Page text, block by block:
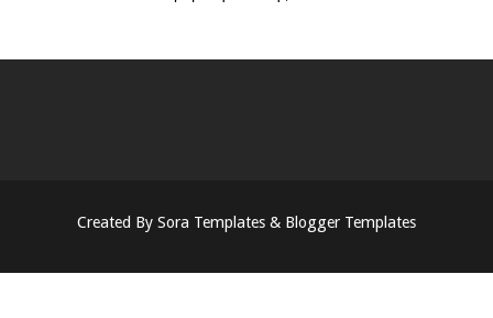
Created By Sora Templates & Blogger Templates